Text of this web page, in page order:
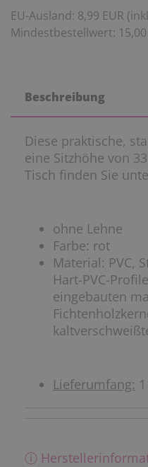
EU-Ausland: 8,99 EUR
Mindestbestellwert: 15,00
Beschreibung
Diese praktische,
eine Sitzhöhe von
Tisch finden Sie
ohne Lehne
Farbe: rot
Material: PVC,
Hart-PVC-
eingebauten
Lieferumfang:
ⓘ